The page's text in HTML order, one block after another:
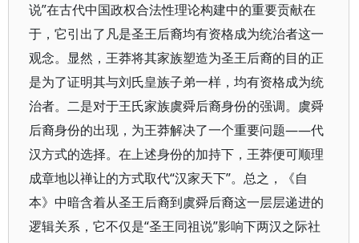
说”在古代中国政权合法性理论构建中的重要贡献在
于，它引出了凡是圣王后裔均有资格成为统治者这一
观念。显然，王莽将其家族塑造为圣王后裔的目的正
是为了证明其与刘氏皇族子弟一样，均有资格成为统
治者。二是对于王氏家族虞舜后裔身份的强调。虞舜
后裔身份的出现，为王莽解决了一个重要问题——代
汉方式的选择。在上述身份的加持下，王莽便可顺理
成章地以禅让的方式取代“汉家天下”。总之，《自
本》中暗含着从圣王后裔到虞舜后裔这一层层递进的
逻辑关系，它不仅是“圣王同祖说”影响下两汉之际社